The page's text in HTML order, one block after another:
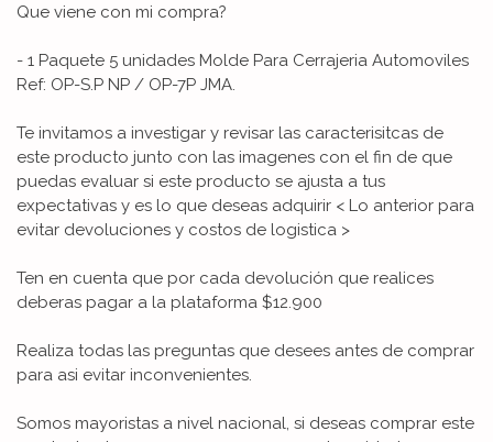
Que viene con mi compra?
- 1 Paquete 5 unidades Molde Para Cerrajeria Automoviles
Ref: OP-S.P NP / OP-7P JMA.
Te invitamos a investigar y revisar las caracterisitcas de
este producto junto con las imagenes con el fin de que
puedas evaluar si este producto se ajusta a tus
expectativas y es lo que deseas adquirir < Lo anterior para
evitar devoluciones y costos de logistica >
Ten en cuenta que por cada devolución que realices
deberas pagar a la plataforma $12.900
Realiza todas las preguntas que desees antes de comprar
para asi evitar inconvenientes.
Somos mayoristas a nivel nacional, si deseas comprar este